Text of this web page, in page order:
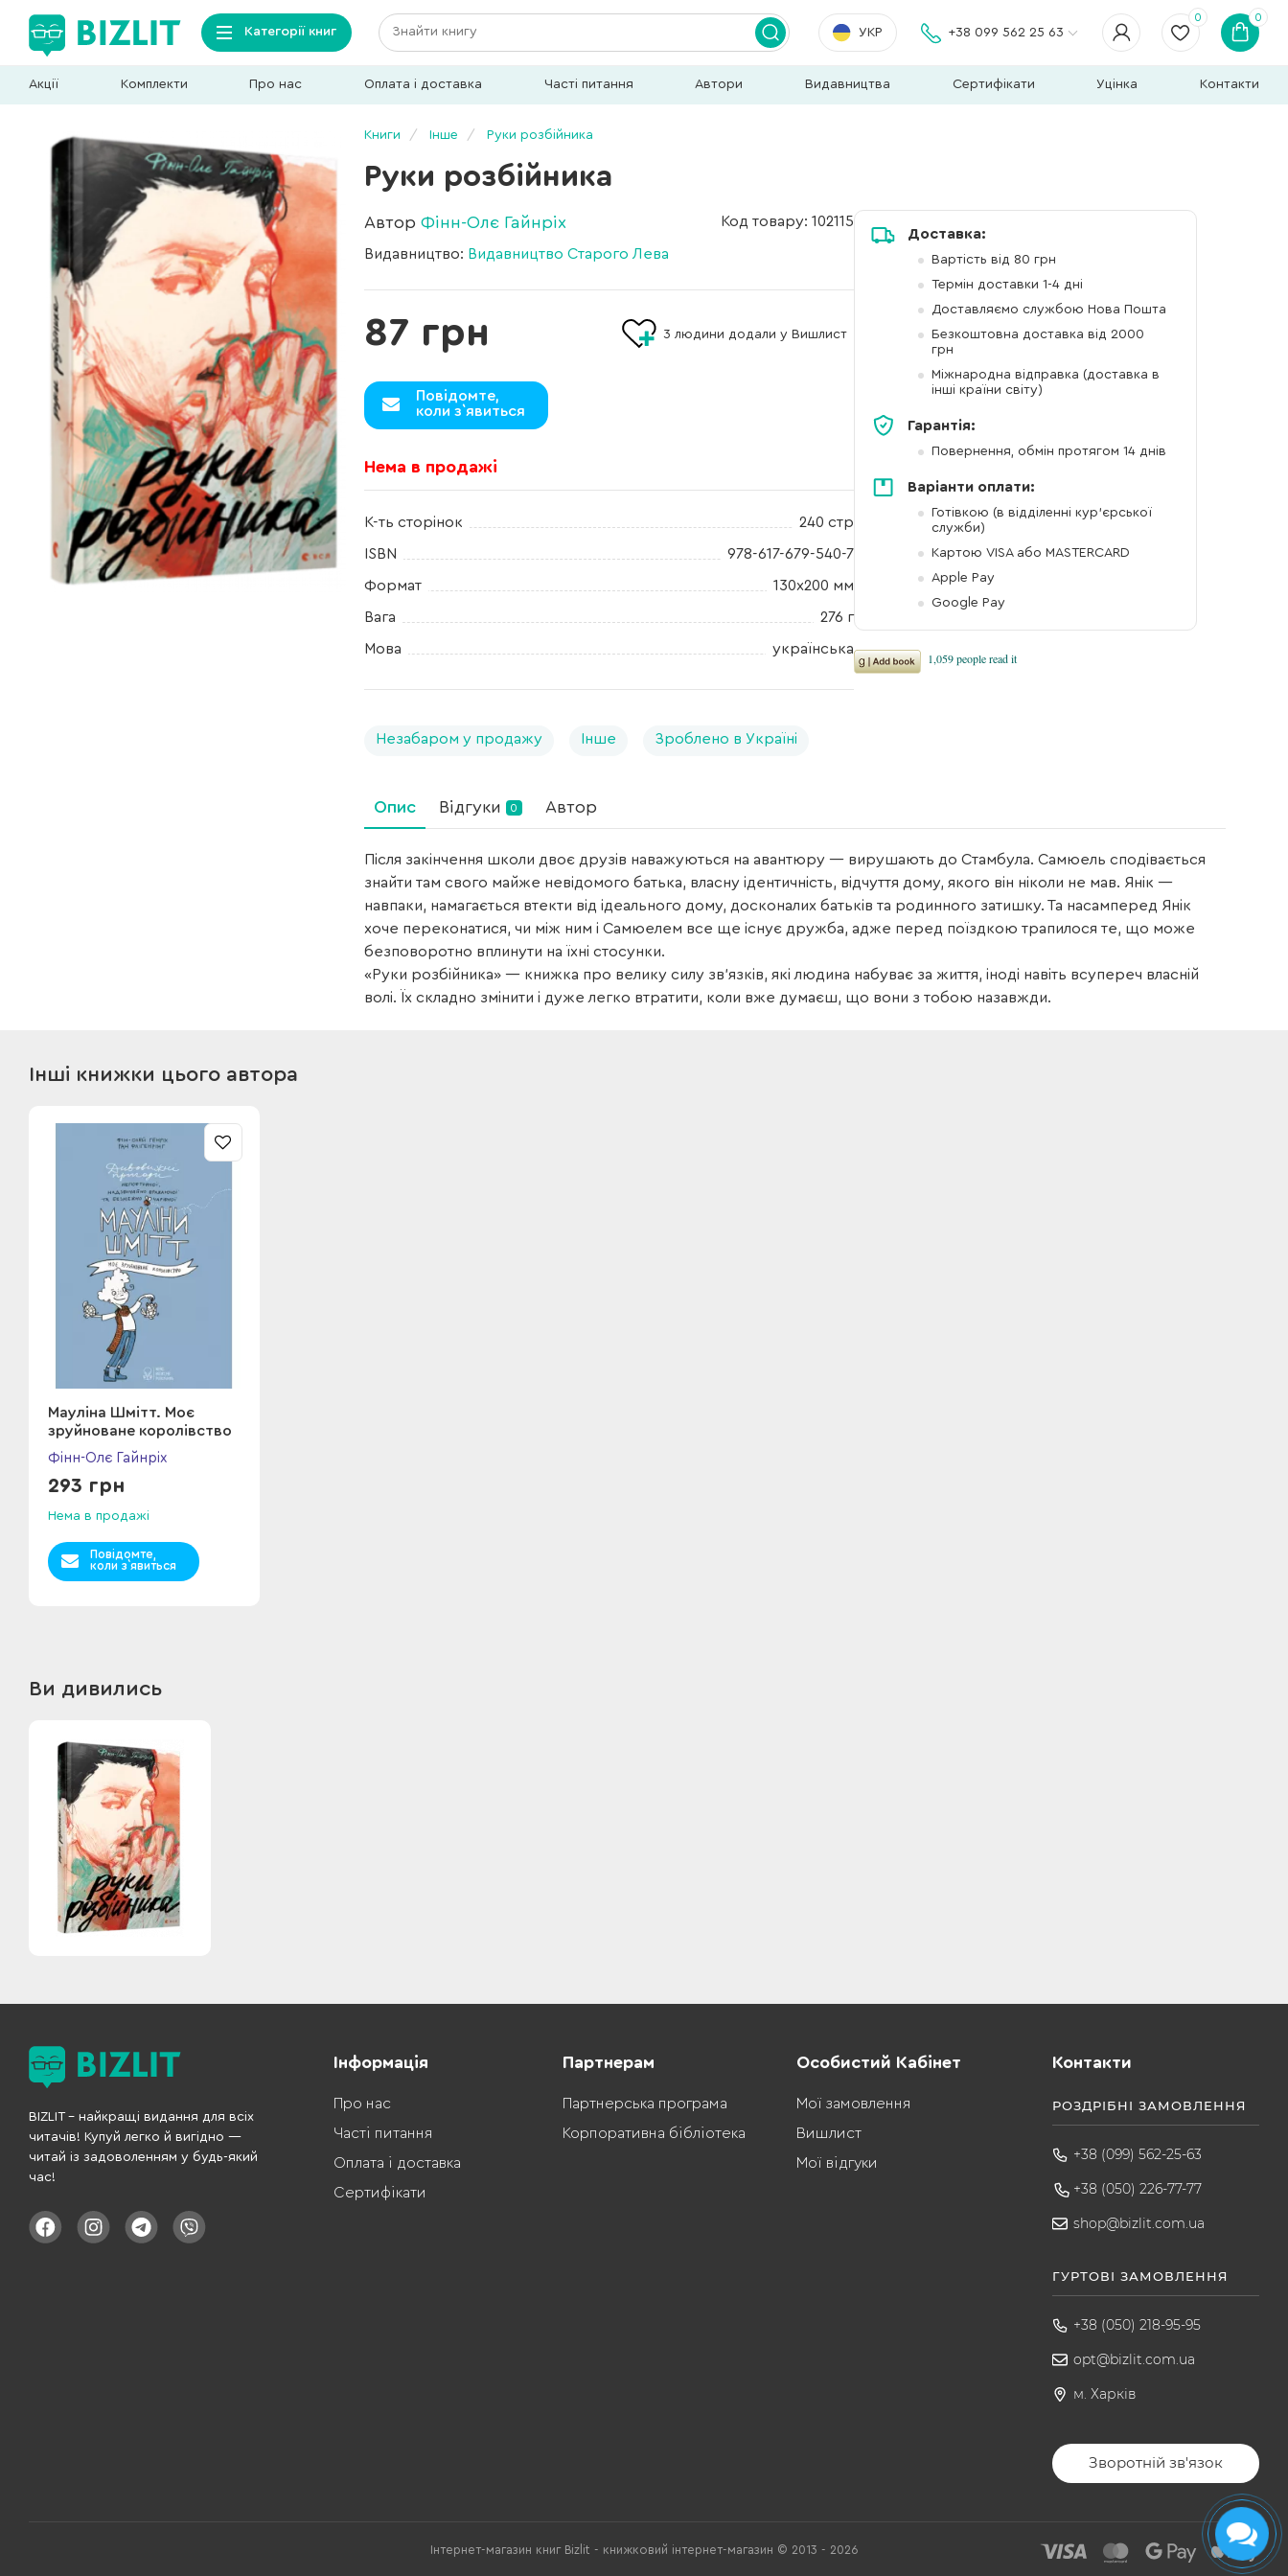
Категорії книг УКР +38 099 562 25 63
0 0
Акції Комплекти Про нас Оплата і доставка Часті питання Автори Видавництва Сертифікати Уцінка Контакти
Книги Інше Руки розбійника
Руки розбійника
Автор Фінн-Олє Гайнріх
Видавництво: Видавництво Старого Лева
Код товару: 102115
87 грн
Повідомте,
коли з`явиться
3 людини додали у Вишлист
Нема в продажі
К-ть сторінок 240 стр
ISBN 978-617-679-540-7
Формат 130x200 мм
Вага 276 г
Мова українська
Незабаром у продажу Інше Зроблено в Україні
Доставка:
Вартість від 80 грн
Термін доставки 1-4 дні
Доставляємо службою Нова Пошта
Безкоштовна доставка від 2000
грн
Міжнародна відправка (доставка в
інші країни світу)
Гарантія:
Повернення, обмін протягом 14 днів
Варіанти оплати:
Готівкою (в відділенні кур'єрської
служби)
Картою VISA або MASTERCARD
Apple Pay
Google Pay
Опис Відгуки 0 Автор
Після закінчення школи двоє друзів наважуються на аван­тюру — вирушають до Стамбула. Самюель сподівається
знайти там свого майже невідомого батька, власну ідентичність, відчуття дому, якого він ніколи не мав. Янік —
навпаки, намагається втекти від ідеального дому, досконалих батьків та родинного затишку. Та насамперед Янік
хоче переконатися, чи між ним і Самюелем все ще існує дружба, адже перед поїздкою трапилося те, що може
безповоротно вплинути на їхні стосунки.
«Руки розбійника» — книжка про велику силу зв’язків, які лю­дина набуває за життя, іноді навіть всупереч власній
волі. Їх складно змінити і дуже легко втратити, коли вже думаєш, що вони з тобою назавжди.
Інші книжки цього автора
Мауліна Шмітт. Моє
зруйноване королівство
Фінн-Олє Гайнріх
293 грн
Нема в продажі
Повідомте,
коли з`явиться
Ви дивились
BIZLIT – найкращі видання для всіх
читачів! Купуй легко й вигідно —
читай із задоволенням у будь-який
час!
Інформація
Про нас
Часті питання
Оплата і доставка
Сертифікати
Партнерам
Партнерська програма
Корпоративна бібліотека
Особистий Кабінет
Мої замовлення
Вишлист
Мої відгуки
Контакти
РОЗДРІБНІ ЗАМОВЛЕННЯ
+38 (099) 562-25-63
+38 (050) 226-77-77
shop@bizlit.com.ua
ГУРТОВІ ЗАМОВЛЕННЯ
+38 (050) 218-95-95
opt@bizlit.com.ua
м. Харків
Зворотній зв'язок
Інтернет-магазин книг Bizlit - книжковий інтернет-магазин © 2013 - 2026